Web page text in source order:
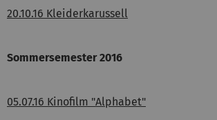
20.10.16 Kleiderkarussell
Sommersemester 2016
05.07.16 Kinofilm "Alphabet"